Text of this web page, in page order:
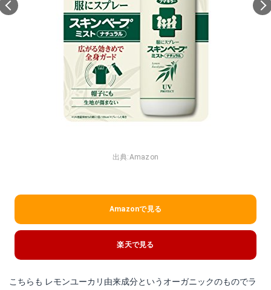
出典:Amazon
Amazonで見る
楽天で見る
こちらも レモンユーカリ由来成分というオーガニックのものでラ